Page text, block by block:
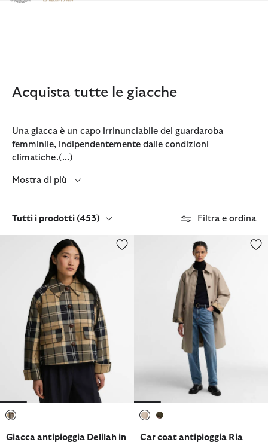
Clicca per visualizzare la nostra Dichiarazione di Accessibilità
Acquista tutte le giacche
Una giacca è un capo irrinunciabile del guardaroba
femminile, indipendentemente dalle condizioni
climatiche.(...)
Mostra di più
Tutti i prodotti (453) Filtra e ordina
Giacca antipioggia Delilah in tartan
Giacca antipioggia Delilah in
Car coat antipioggia Ria
Car coat antipioggia Ria